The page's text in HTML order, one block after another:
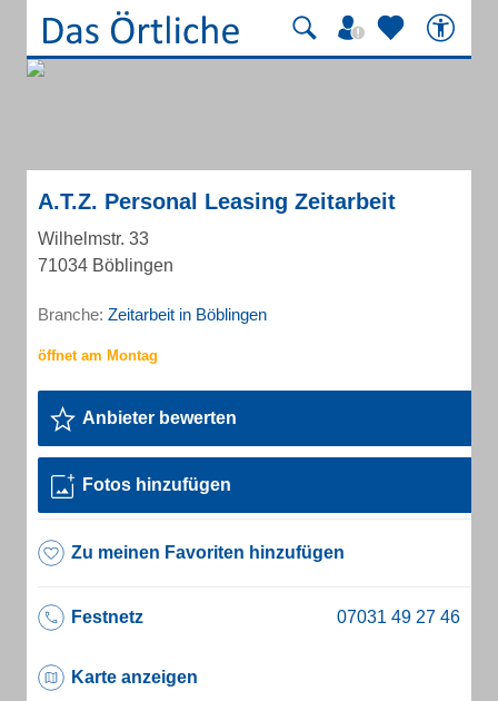
A.T.Z. Personal Leasing Zeitarbeit
Wilhelmstr. 33
71034 Böblingen
Branche: Zeitarbeit in Böblingen
Anbieter bewerten
Fotos hinzufügen
Zu meinen Favoriten hinzufügen
Festnetz
Karte anzeigen